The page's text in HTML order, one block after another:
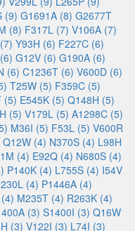
(9) G1691A (8) G2677T
(8) F317L (7) V106A (7)
Y93H (6) F227C (6)
G12V (6) G190A (6)
(6) C1236T (6) V600D (6)
T25W (5) F359C (5)
(5) E545K (5) Q148H (5)
(5) V179L (5) A1298C (5)
M36I (5) F53L (5) V600R
Q12W (4) N370S (4) L98H
(4) E92Q (4) N680S (4)
P140K (4) L755S (4) I54V
(4) P1446A (4)
M235T (4) R263K (4)
(3) S1400I (3) Q16W
(3) V122I (3) L74I (3)